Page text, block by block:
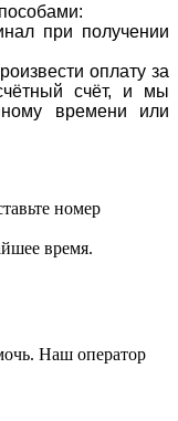
при получении
оплату за
счёт, и мы
времени или
номер
время.
Наш оператор